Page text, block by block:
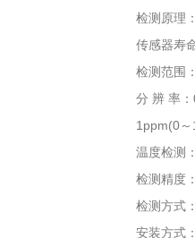
检测原理：
传感器寿命
检测范围：0
分 辨 率：
1ppm(0～
温度检测：-
检测精度：
检测方式：
安装方式：